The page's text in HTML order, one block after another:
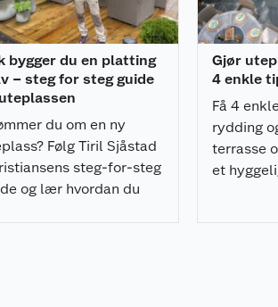
bygger du en platting
– steg for steg guide
du om en ny
Følg Tiril Sjåstad
steg-for-steg
og lær hvordan du
Gjør
4 enkle
Få 4
rydding
terrasse
et